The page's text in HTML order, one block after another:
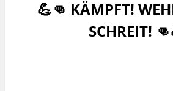
💪👊 KÄMPFT!
SCHREIT!